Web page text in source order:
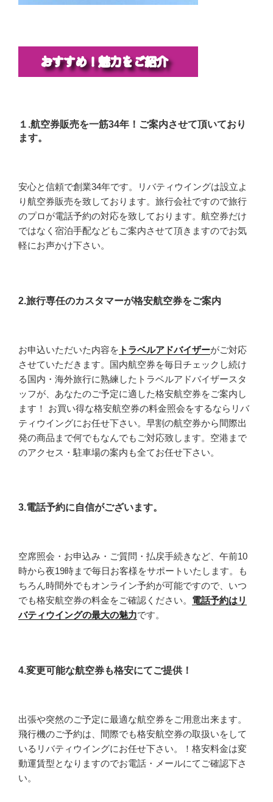
１.航空券販売を一筋34年！ご案内させて頂いており
ます。
安心と信頼で創業34年です。リバティウイングは設立よ
り航空券販売を致しております。旅行会社ですので旅行
のプロが電話予約の対応を致しております。航空券だけ
ではなく宿泊手配などもご案内させて頂きますのでお気
軽にお声かけ下さい。
2.旅行専任のカスタマーが格安航空券をご案内
お申込いただいた内容を トラベルアドバイザーがご対応
させていただきます。国内航空券を毎日チェックし続け
る国内・海外旅行に熟練したトラベルアドバイザースタ
ッフが、あなたのご予定に適した格安航空券をご案内し
ます！ お買い得な格安航空券の料金照会をするならリバ
ティウイングにお任せ下さい。早割の航空券から間際出
発の商品まで何でもなんでもご対応致します。空港まで
のアクセス・駐車場の案内も全てお任せ下さい。
3.電話予約に自信がございます。
空席照会・お申込み・ご質問・払戻手続きなど、午前10
時から夜19時まで毎日お客様をサポートいたします。も
ちろん時間外でもオンライン予約が可能ですので、いつ
でも格安航空券の料金をご確認ください。 電話予約はリ
バティウイングの最大の魅力です。
4.変更可能な航空券も格安にてご提供！
出張や突然のご予定に最適な航空券をご用意出来ます。
飛行機のご予約は、間際でも格安航空券の取扱いをして
いるリバティウイングにお任せ下さい。！格安料金は変
動運賃型となりますのでお電話・メールにてご確認下さ
い。